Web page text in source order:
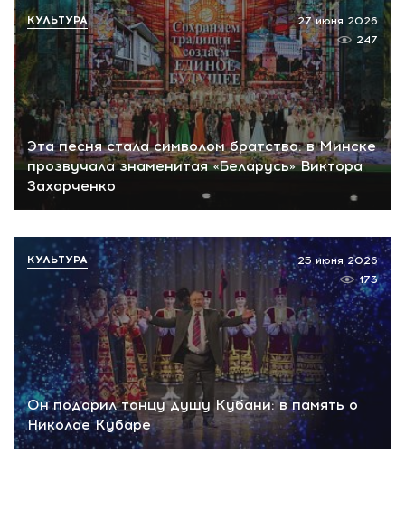
Эта песня стала символом братства: в Минске
прозвучала знаменитая «Беларусь» Виктора
Захарченко
27 июня 2026
247
КУЛЬТУРА
Он подарил танцу душу Кубани: в память о
Николае Кубаре
25 июня 2026
173
КУЛЬТУРА